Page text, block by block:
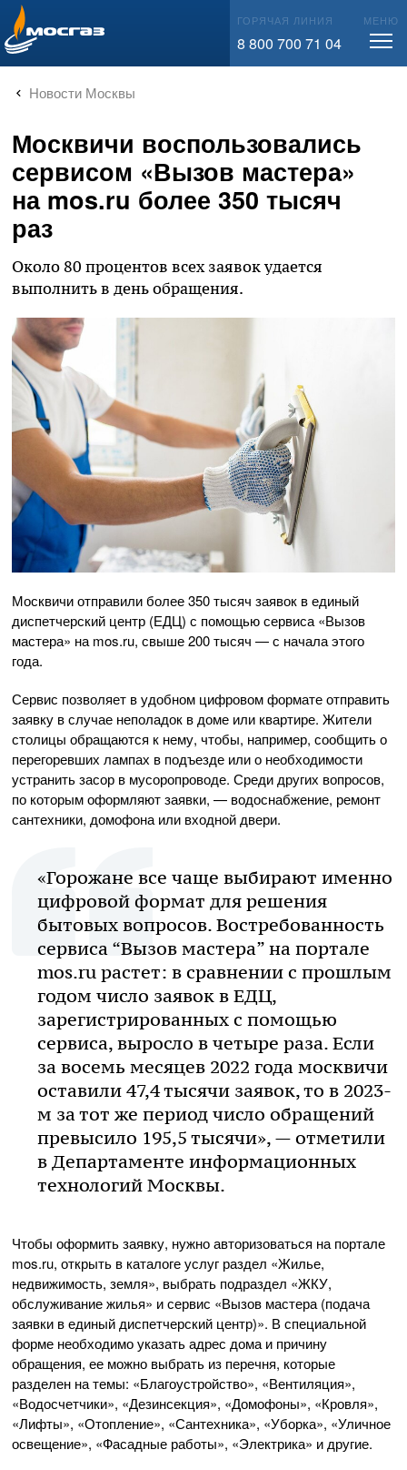
info@mos-gaz.ru ГОРЯЧАЯ ЛИНИЯ
8 800 700 71 04
МЕНЮ
Новости Москвы
Москвичи воспользовались
сервисом «Вызов мастера»
на mos.ru более 350 тысяч
раз
Около 80 процентов всех заявок удается
выполнить в день обращения.
Москвичи отправили более 350 тысяч заявок в единый
диспетчерский центр (ЕДЦ) с помощью сервиса «Вызов
мастера» на mos.ru, свыше 200 тысяч — с начала этого
года.
Сервис позволяет в удобном цифровом формате отправить
заявку в случае неполадок в доме или квартире. Жители
столицы обращаются к нему, чтобы, например, сообщить о
перегоревших лампах в подъезде или о необходимости
устранить засор в мусоропроводе. Среди других вопросов,
по которым оформляют заявки, — водоснабжение, ремонт
сантехники, домофона или входной двери.
«Горожане все чаще выбирают именно
цифровой формат для решения
бытовых вопросов. Востребованность
сервиса “Вызов мастера” на портале
mos.ru растет: в сравнении с прошлым
годом число заявок в ЕДЦ,
зарегистрированных с помощью
сервиса, выросло в четыре раза. Если
за восемь месяцев 2022 года москвичи
оставили 47,4 тысячи заявок, то в 2023-
м за тот же период число обращений
превысило 195,5 тысячи», — отметили
в Департаменте информационных
технологий Москвы.
Чтобы оформить заявку, нужно авторизоваться на портале
mos.ru, открыть в каталоге услуг раздел «Жилье,
недвижимость, земля», выбрать подраздел «ЖКУ,
обслуживание жилья» и сервис «Вызов мастера (подача
заявки в единый диспетчерский центр)». В специальной
форме необходимо указать адрес дома и причину
обращения, ее можно выбрать из перечня, которые
разделен на темы: «Благоустройство», «Вентиляция»,
«Водосчетчики», «Дезинсекция», «Домофоны», «Кровля»,
«Лифты», «Отопление», «Сантехника», «Уборка», «Уличное
освещение», «Фасадные работы», «Электрика» и другие.